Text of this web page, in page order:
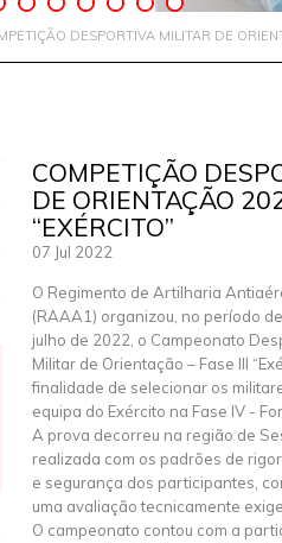
DESPORTIVA MILITAR DE
COMPETIÇÃO
DE ORIENTAÇÃO
“EXÉRCITO”
07 Jul 2022
O Regimento de Artilharia
(RAAA1) organizou, no período
julho de 2022, o Campeonato
Militar de Orientação – Fase III
finalidade de selecionar os
equipa do Exército na Fase IV -
A prova decorreu na região de
realizada com os padrões de
e segurança dos participantes,
uma avaliação tecnicamente
O campeonato contou com a